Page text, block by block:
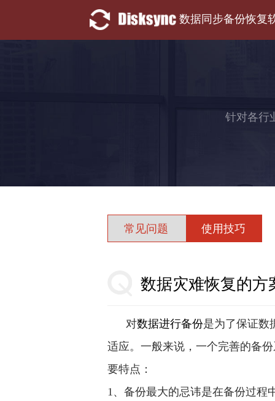
数据同步备份恢复
针对各行
常见问题 使用技巧
数据灾难恢复的方
对数据进行备份是为了保证数
适应。一般来说，一个完善的备
要特点：
1、备份最大的忌讳是在备份过程